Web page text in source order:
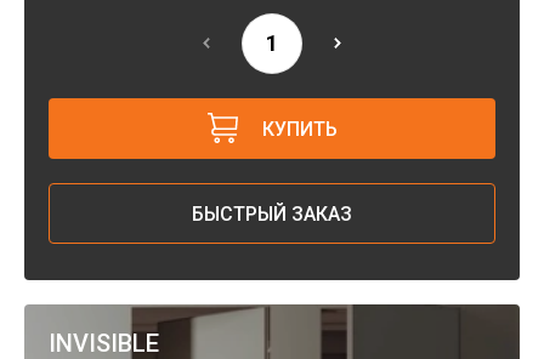
КУПИТЬ
БЫСТРЫЙ ЗАКАЗ
INVISIBLE